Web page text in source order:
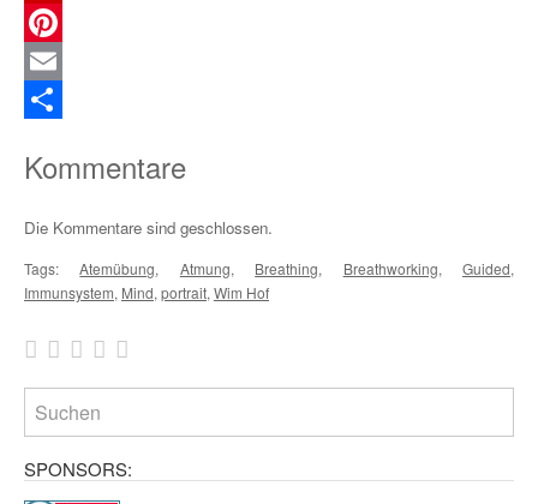
Flipboard
Pinterest
Email
Kommentare
Die Kommentare sind geschlossen.
Tags:Atemübung, Atmung, Breathing, Breathworking,Guided,
Immunsystem, Mind, portrait, Wim Hof
SPONSORS: